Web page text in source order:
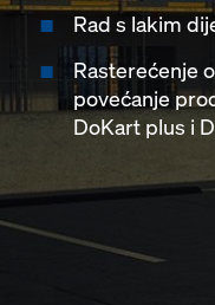
Rad s lakim
Rasterećenje
povećanje
DoKart plus i